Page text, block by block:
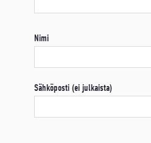
Nimi
Sähköposti (ei julkaista)